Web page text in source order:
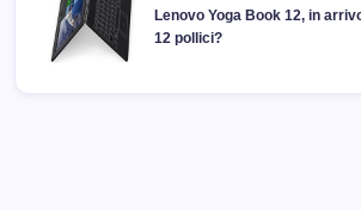
Lenovo Yoga Book 12, in
12 pollici?